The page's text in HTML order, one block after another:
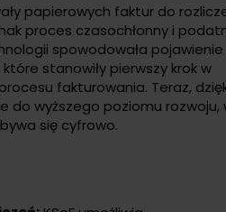
papierowych faktur do
proces czasochłonny i
spowodowała pojawienie
stanowiły pierwszy krok w
fakturowania. Teraz,
do wyższego poziomu rozwoju,
się cyfrowo.